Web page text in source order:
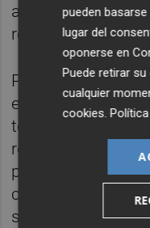
así como
responsables.
Por ejemplo, el
en muchos de
textiles
reutilizados, lo
producir algodón
consumo de agua
similar, los tejidos
pueden
lugar del
oponerse en
Puede retirar
cualquier
cookies .